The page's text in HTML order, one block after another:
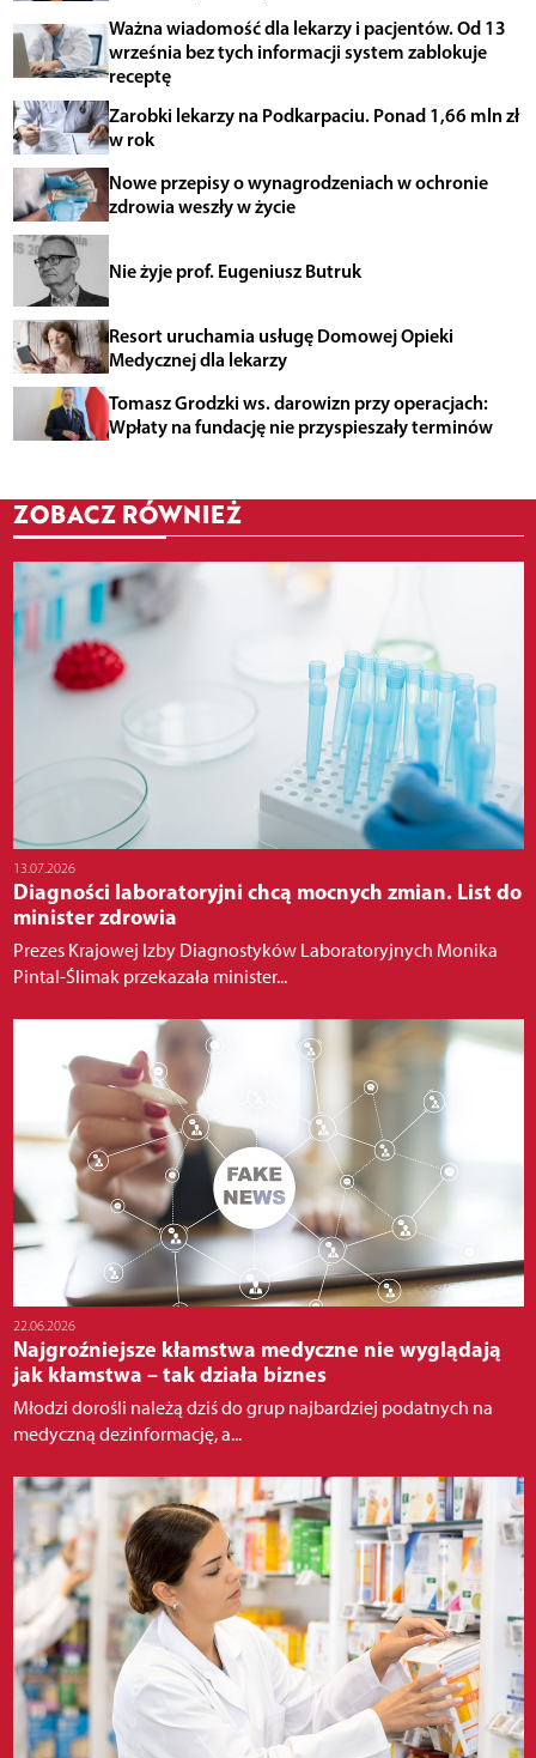
Ważna wiadomość dla lekarzy i pacjentów. Od 13
września bez tych informacji system zablokuje
receptę
Zarobki lekarzy na Podkarpaciu. Ponad 1,66 mln zł
w rok
Nowe przepisy o wynagrodzeniach w ochronie
zdrowia weszły w życie
Nie żyje prof. Eugeniusz Butruk
Resort uruchamia usługę Domowej Opieki
Medycznej dla lekarzy
Tomasz Grodzki ws. darowizn przy operacjach:
Wpłaty na fundację nie przyspieszały terminów
ZOBACZ RÓWNIEŻ
13.07.2026
Diagności laboratoryjni chcą mocnych zmian. List do
minister zdrowia
Prezes Krajowej Izby Diagnostyków Laboratoryjnych Monika
Pintal-Ślimak przekazała minister...
22.06.2026
Najgroźniejsze kłamstwa medyczne nie wyglądają
jak kłamstwa – tak działa biznes
Młodzi dorośli należą dziś do grup najbardziej podatnych na
medyczną dezinformację, a...